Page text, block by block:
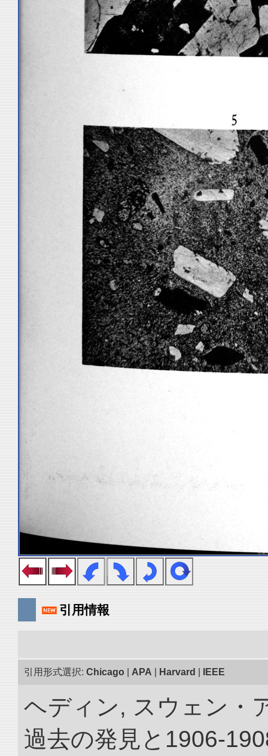
引用情報
引用形式選択: Chicago APA Harvard IEEE
ヘディン, スウェン・
過去の発見と1906-